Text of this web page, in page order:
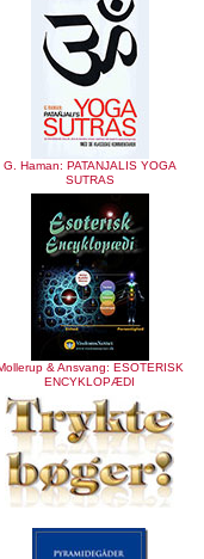
G. Haman: PATANJALIS YOGA
SUTRAS
& Ansvang: ESOTERISK
ENCYKLOPÆDI